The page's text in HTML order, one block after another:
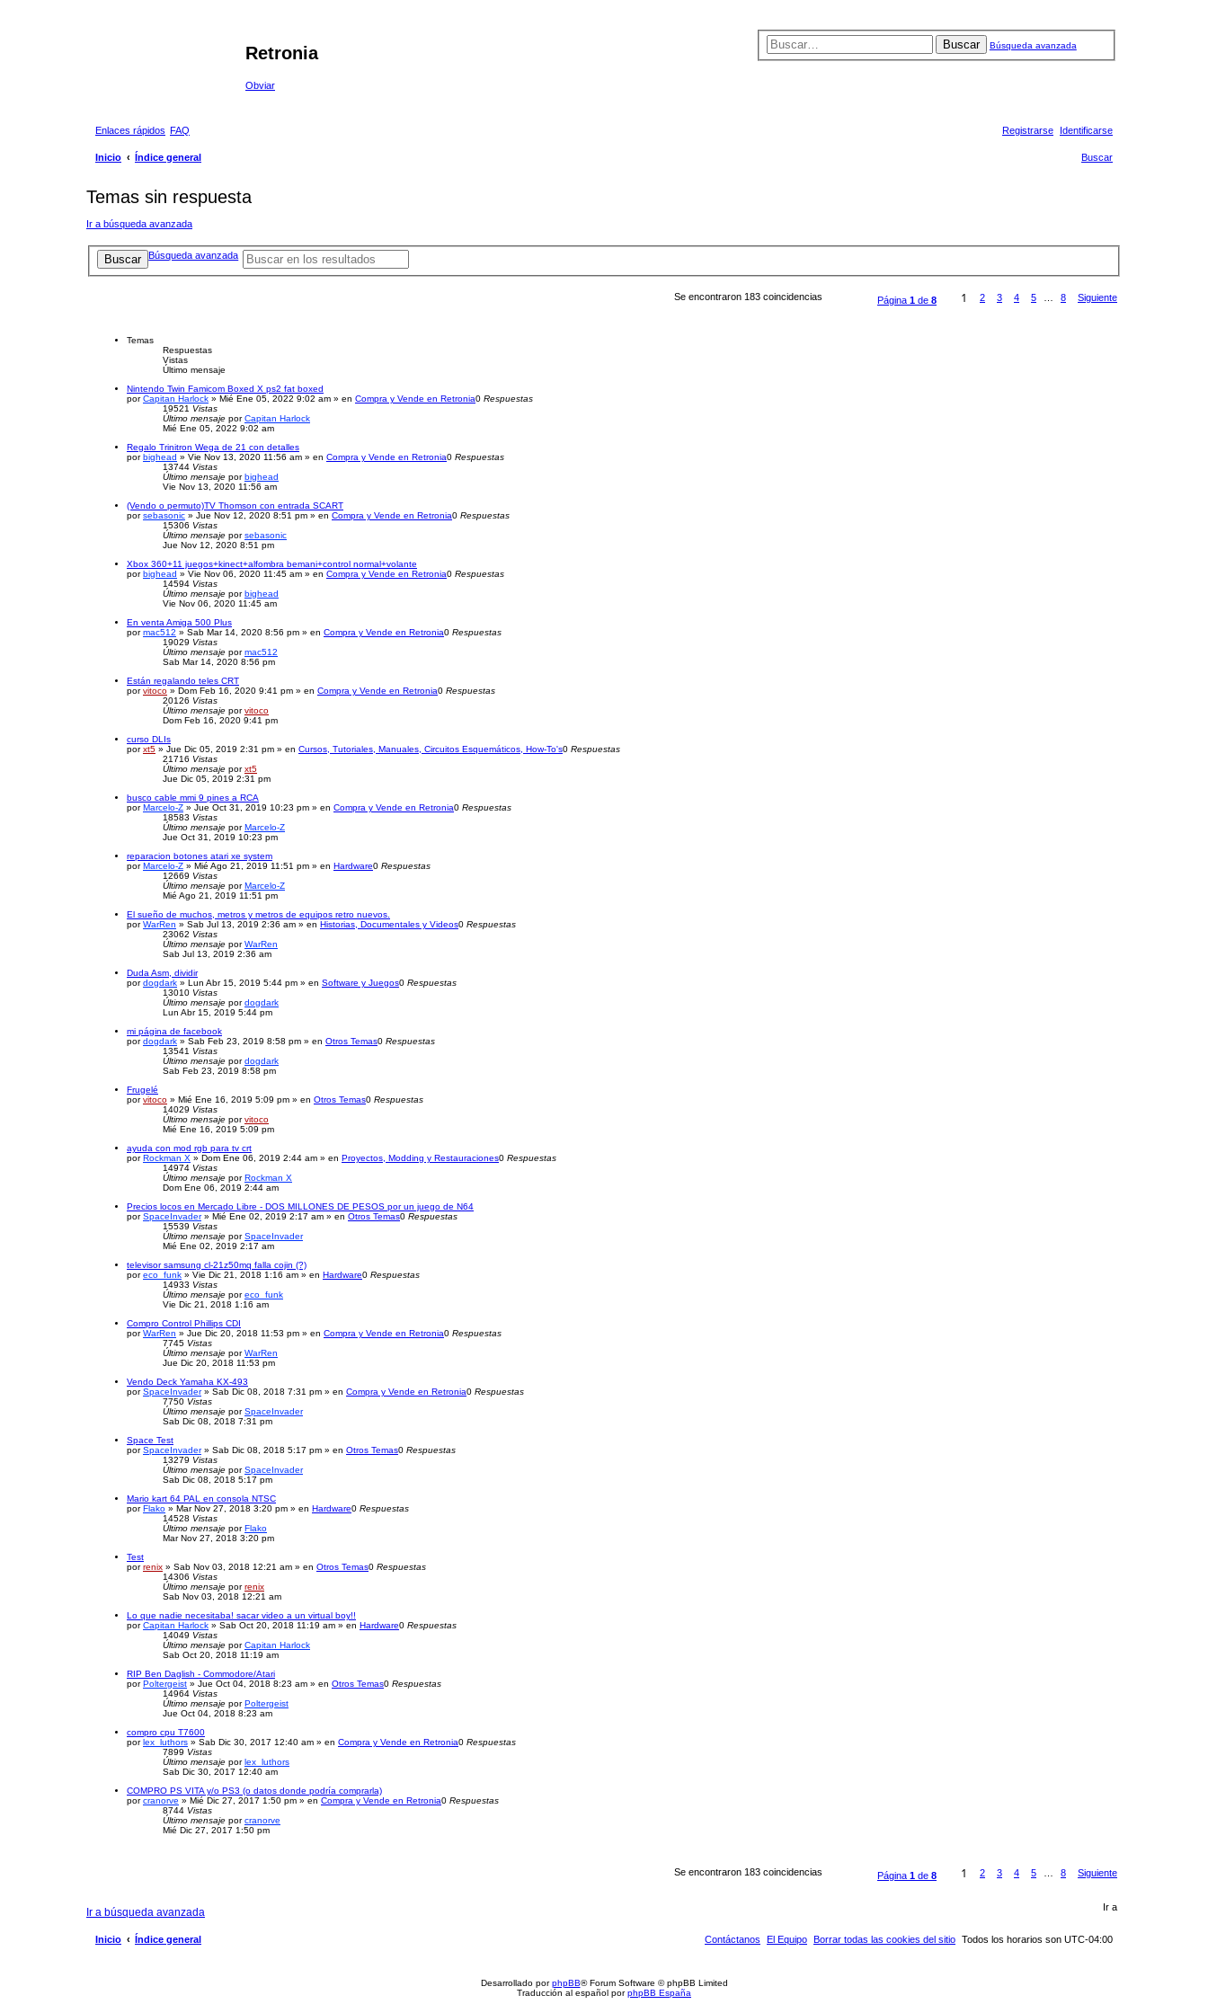
Retronia
Obviar
Buscar Búsqueda avanzada
Enlaces rápidos FAQ Identificarse
Registrarse
Inicio Índice general Buscar
Temas sin respuesta
Ir a búsqueda avanzada
Buscar Búsqueda avanzada
Se encontraron 183 coincidencias Página 1 de 8 1 2 3 4 5 8 Siguiente
Temas
Respuestas
Vistas
Último mensaje
Nintendo Twin Famicom Boxed X ps2 fat boxed
porCapitan Harlock » Mié Ene 05, 2022 9:02 am » en Compra y Vende en Retronia0 Respuestas
19521 Vistas
Último mensaje porCapitan Harlock
Mié Ene 05, 2022 9:02 am
Regalo Trinitron Wega de 21 con detalles
porbighead » Vie Nov 13, 2020 11:56 am » en Compra y Vende en Retronia0 Respuestas
13744 Vistas
Último mensaje porbighead
Vie Nov 13, 2020 11:56 am
(Vendo o permuto)TV Thomson con entrada SCART
porsebasonic » Jue Nov 12, 2020 8:51 pm » en Compra y Vende en Retronia0 Respuestas
15306 Vistas
Último mensaje porsebasonic
Jue Nov 12, 2020 8:51 pm
Xbox 360+11 juegos+kinect+alfombra bemani+control normal+volante
porbighead » Vie Nov 06, 2020 11:45 am » en Compra y Vende en Retronia0 Respuestas
14594 Vistas
Último mensaje porbighead
Vie Nov 06, 2020 11:45 am
En venta Amiga 500 Plus
pormac512 » Sab Mar 14, 2020 8:56 pm » en Compra y Vende en Retronia0 Respuestas
19029 Vistas
Último mensaje pormac512
Sab Mar 14, 2020 8:56 pm
Están regalando teles CRT
porvitoco » Dom Feb 16, 2020 9:41 pm » en Compra y Vende en Retronia0 Respuestas
20126 Vistas
Último mensaje porvitoco
Dom Feb 16, 2020 9:41 pm
curso DLIs
porxt5 » Jue Dic 05, 2019 2:31 pm » en Cursos, Tutoriales, Manuales, Circuitos Esquemáticos, How-To's0 Respuestas
21716 Vistas
Último mensaje porxt5
Jue Dic 05, 2019 2:31 pm
busco cable mmi 9 pines a RCA
porMarcelo-Z » Jue Oct 31, 2019 10:23 pm » en Compra y Vende en Retronia0 Respuestas
18583 Vistas
Último mensaje porMarcelo-Z
Jue Oct 31, 2019 10:23 pm
reparacion botones atari xe system
porMarcelo-Z » Mié Ago 21, 2019 11:51 pm » en Hardware0 Respuestas
12669 Vistas
Último mensaje porMarcelo-Z
Mié Ago 21, 2019 11:51 pm
El sueño de muchos, metros y metros de equipos retro nuevos.
porWarRen » Sab Jul 13, 2019 2:36 am » en Historias, Documentales y Videos0 Respuestas
23062 Vistas
Último mensaje porWarRen
Sab Jul 13, 2019 2:36 am
Duda Asm, dividir
pordogdark » Lun Abr 15, 2019 5:44 pm » en Software y Juegos0 Respuestas
13010 Vistas
Último mensaje pordogdark
Lun Abr 15, 2019 5:44 pm
mi página de facebook
pordogdark » Sab Feb 23, 2019 8:58 pm » en Otros Temas0 Respuestas
13541 Vistas
Último mensaje pordogdark
Sab Feb 23, 2019 8:58 pm
Frugelé
porvitoco » Mié Ene 16, 2019 5:09 pm » en Otros Temas0 Respuestas
14029 Vistas
Último mensaje porvitoco
Mié Ene 16, 2019 5:09 pm
ayuda con mod rgb para tv crt
porRockman X » Dom Ene 06, 2019 2:44 am » en Proyectos, Modding y Restauraciones0 Respuestas
14974 Vistas
Último mensaje porRockman X
Dom Ene 06, 2019 2:44 am
Precios locos en Mercado Libre - DOS MILLONES DE PESOS por un juego de N64
porSpaceInvader» Mié Ene 02, 2019 2:17 am » en Otros Temas0 Respuestas
15539 Vistas
Último mensaje porSpaceInvader
Mié Ene 02, 2019 2:17 am
televisor samsung cl-21z50mq falla cojin (?)
poreco_funk » Vie Dic 21, 2018 1:16 am » en Hardware0 Respuestas
14933 Vistas
Último mensaje poreco_funk
Vie Dic 21, 2018 1:16 am
Compro Control Phillips CDI
porWarRen » Jue Dic 20, 2018 11:53 pm » en Compra y Vende en Retronia0 Respuestas
7745 Vistas
Último mensaje porWarRen
Jue Dic 20, 2018 11:53 pm
Vendo Deck Yamaha KX-493
porSpaceInvader» Sab Dic 08, 2018 7:31 pm » en Compra y Vende en Retronia0 Respuestas
7750 Vistas
Último mensaje porSpaceInvader
Sab Dic 08, 2018 7:31 pm
Space Test
porSpaceInvader» Sab Dic 08, 2018 5:17 pm » en Otros Temas0 Respuestas
13279 Vistas
Último mensaje porSpaceInvader
Sab Dic 08, 2018 5:17 pm
Mario kart 64 PAL en consola NTSC
porFlako » Mar Nov 27, 2018 3:20 pm » en Hardware0 Respuestas
14528 Vistas
Último mensaje porFlako
Mar Nov 27, 2018 3:20 pm
Test
porrenix » Sab Nov 03, 2018 12:21 am » en Otros Temas0 Respuestas
14306 Vistas
Último mensaje porrenix
Sab Nov 03, 2018 12:21 am
Lo que nadie necesitaba! sacar video a un virtual boy!!
porCapitan Harlock » Sab Oct 20, 2018 11:19 am » en Hardware0 Respuestas
14049 Vistas
Último mensaje porCapitan Harlock
Sab Oct 20, 2018 11:19 am
RIP Ben Daglish - Commodore/Atari
porPoltergeist » Jue Oct 04, 2018 8:23 am » en Otros Temas0 Respuestas
14964 Vistas
Último mensaje porPoltergeist
Jue Oct 04, 2018 8:23 am
compro cpu T7600
porlex_luthors » Sab Dic 30, 2017 12:40 am » en Compra y Vende en Retronia0 Respuestas
7899 Vistas
Último mensaje porlex_luthors
Sab Dic 30, 2017 12:40 am
COMPRO PS VITA y/o PS3 (o datos donde podría comprarla)
porcranorve » Mié Dic 27, 2017 1:50 pm » en Compra y Vende en Retronia0 Respuestas
8744 Vistas
Último mensaje porcranorve
Mié Dic 27, 2017 1:50 pm
Se encontraron 183 coincidencias Página 1 de 8 1 2 3 4 5 8 Siguiente
Ir a búsqueda avanzada Ir a
Inicio Índice general Todos los horarios son UTC-04:00
Borrar todas las cookies del sitio
El Equipo
Contáctanos
Desarrollado porphpBB® Forum Software © phpBB Limited
Traducción al español porphpBB España